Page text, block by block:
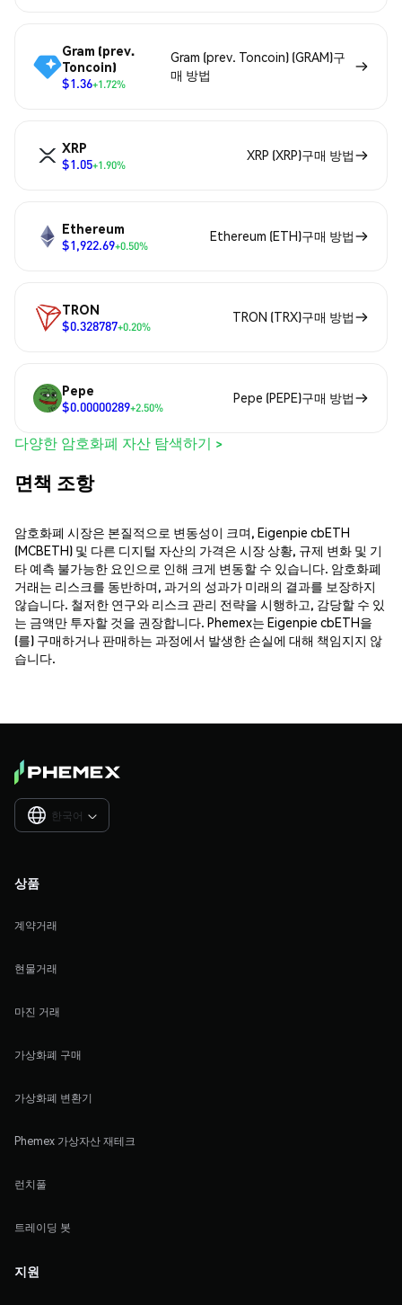
Gram (prev.
Toncoin)
$1.36+1.72%
Gram (prev. Toncoin) (GRAM)구
매 방법
XRP
$1.05+1.90%
XRP (XRP)구매 방법
Ethereum
$1,922.69+0.50%
Ethereum (ETH)구매 방법
TRON
$0.328787+0.20%
TRON (TRX)구매 방법
Pepe
$0.00000289+2.50%
Pepe (PEPE)구매 방법
다양한 암호화폐 자산 탐색하기 >
면책 조항
암호화폐 시장은 본질적으로 변동성이 크며, Eigenpie cbETH
(MCBETH) 및 다른 디지털 자산의 가격은 시장 상황, 규제 변화 및 기
타 예측 불가능한 요인으로 인해 크게 변동할 수 있습니다. 암호화폐
거래는 리스크를 동반하며, 과거의 성과가 미래의 결과를 보장하지
않습니다. 철저한 연구와 리스크 관리 전략을 시행하고, 감당할 수 있
는 금액만 투자할 것을 권장합니다. Phemex는 Eigenpie cbETH을
(를) 구매하거나 판매하는 과정에서 발생한 손실에 대해 책임지지 않
습니다.
한국어 
상품
계약거래
현물거래
마진 거래
가상화폐 구매
가상화폐 변환기
Phemex 가상자산 재테크
런치풀
트레이딩 봇
지원